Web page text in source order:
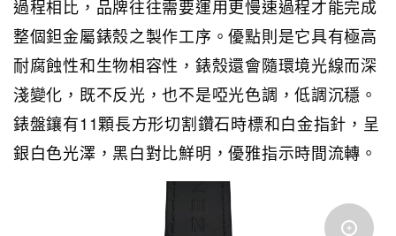
過程相比，品牌往往需要運用更慢速過程才能完成
整個鉭金屬錶殼之製作工序。優點則是它具有極高
耐腐蝕性和生物相容性，錶殼還會隨環境光線而深
淺變化，既不反光，也不是啞光色調，低調沉穩。
錶盤鑲有11顆長方形切割鑽石時標和白金指針，呈
銀白色光澤，黑白對比鮮明，優雅指示時間流轉。